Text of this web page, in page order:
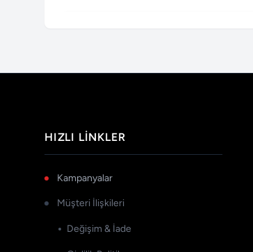
HIZLI LINKLER
Kampanyalar
Müşteri İlişkileri
Değişim & İade